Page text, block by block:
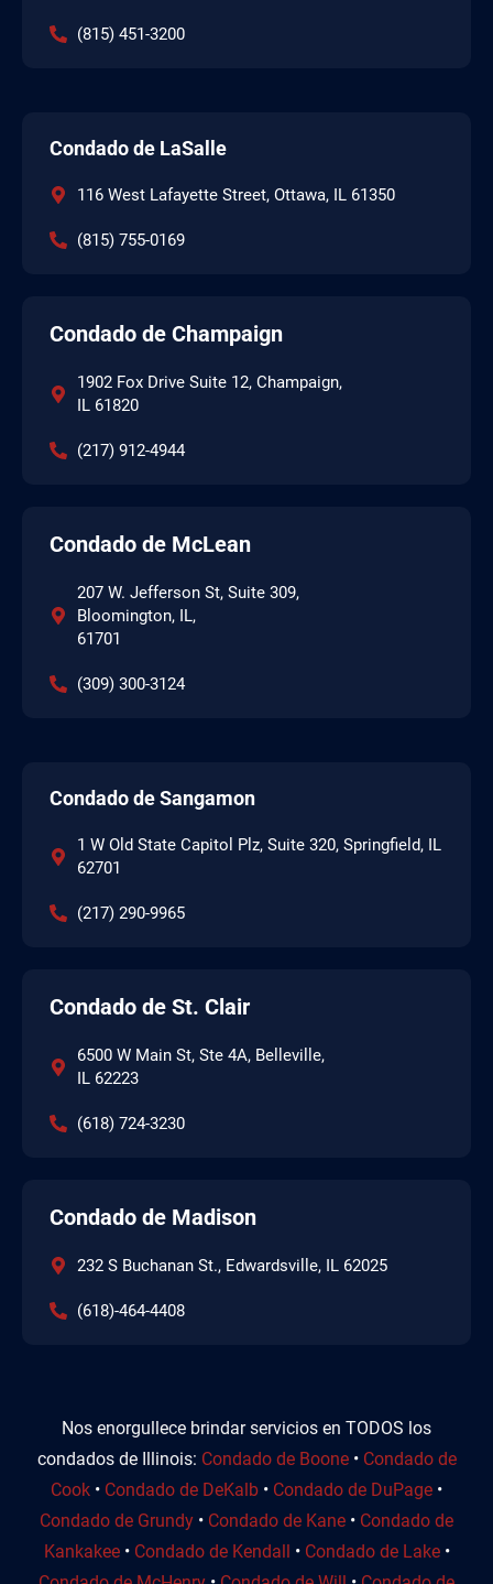
(815) 451-3200
Condado de LaSalle
116 West Lafayette Street, Ottawa, IL 61350
(815) 755-0169
Condado de Champaign
1902 Fox Drive Suite 12, Champaign,
IL 61820
(217) 912-4944
Condado de McLean
207 W. Jefferson St, Suite 309,
Bloomington, IL,
61701
(309) 300-3124
Condado de Sangamon
1 W Old State Capitol Plz, Suite 320, Springfield, IL
62701
(217) 290-9965
Condado de St. Clair
6500 W Main St, Ste 4A, Belleville,
IL 62223
(618) 724-3230
Condado de Madison
232 S Buchanan St., Edwardsville, IL 62025
(618)-464-4408
Nos enorgullece brindar servicios en TODOS los
condados de Illinois: Condado de Boone• Condado de
Cook • Condado de DeKalb • Condado de DuPage •
Condado de Grundy • Condado de Kane • Condado de
Kankakee• Condado de Kendall • Condado de Lake•